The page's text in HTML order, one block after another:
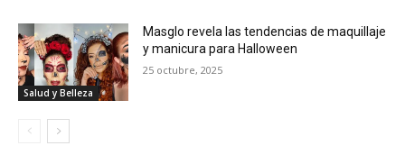
Salud y Belleza
Masglo revela las tendencias de maquillaje
y manicura para Halloween
25 octubre, 2025